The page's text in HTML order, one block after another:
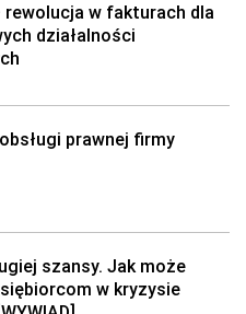
rewolucja w fakturach dla
działalności
prawnej firmy
szansy. Jak może
w kryzysie